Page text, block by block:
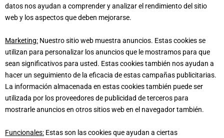
datos nos ayudan a comprender y analizar el rendimiento del sitio
web y los aspectos que deben mejorarse.
Marketing: Nuestro sitio web muestra anuncios. Estas cookies se
utilizan para personalizar los anuncios que le mostramos para que
sean significativos para usted. Estas cookies también nos ayudan a
hacer un seguimiento de la eficacia de estas campañas publicitarias.
La información almacenada en estas cookies también puede ser
utilizada por los proveedores de publicidad de terceros para
mostrarle anuncios en otros sitios web en el navegador también.
Funcionales: Estas son las cookies que ayudan a ciertas